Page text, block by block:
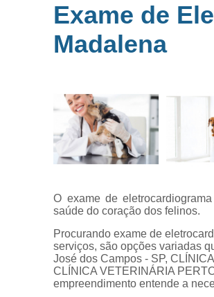
Exame de
Madalena
O exame de
saúde do coração dos felinos.
Procurando exame de
serviços, são opções variadas
José dos Campos - SP,
CLÍNICA VETERINÁRIA
empreendimento entende a